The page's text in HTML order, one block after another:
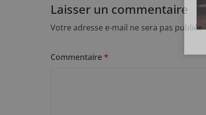
Laisser un commentaire
Votre adresse e-mail ne sera pas publiée.
Commentaire*